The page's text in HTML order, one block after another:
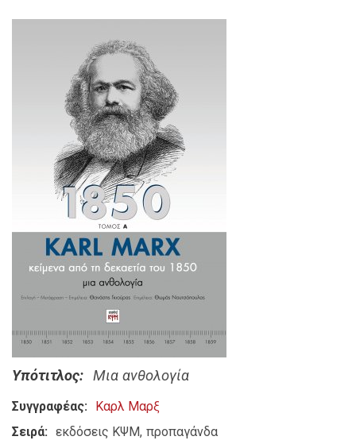
Υπότιτλος Μια ανθολογία
Συγγραφέας
Καρλ Μαρξ
Σειρά
εκδόσεις ΚΨΜ προπαγάνδα